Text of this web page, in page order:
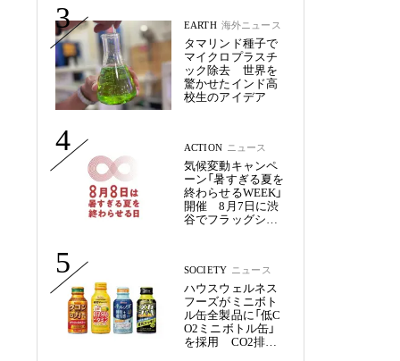
3 EARTH 海外ニュース
タマリンド種子で
マイクロプラスチ
ック除去 世界を
驚かせたインド高
校生のアイデア
4 ACTION ニュース
気候変動キャンペ
ーン「暑すぎる夏を
終わらせるWEEK」
開催 8月7日に渋
谷でフラッグシッ
5 SOCIETY ニュース
ハウスウェルネス
フーズがミニボト
ル缶全製品に「低C
O2ミニボトル缶」
を採用 CO2排出